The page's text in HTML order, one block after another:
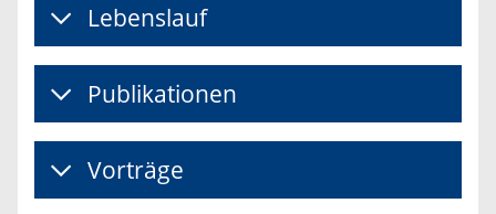
Lebenslauf
Publikationen
Vorträge